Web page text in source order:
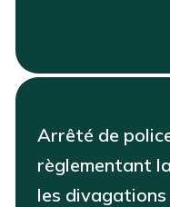
Arrêté de
règlementant
les divagations